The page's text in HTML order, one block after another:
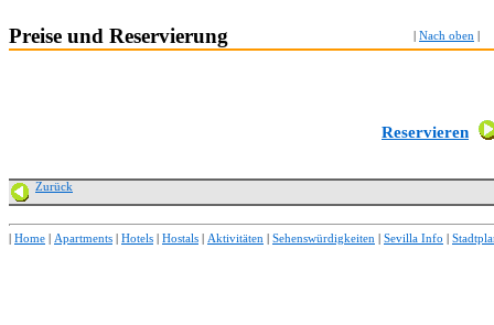
Preise und Reservierung Nach oben
Reservieren
Zurück
Home Apartments Hotels Hostals Aktivitäten Sehenswürdigkeiten Sevilla Info